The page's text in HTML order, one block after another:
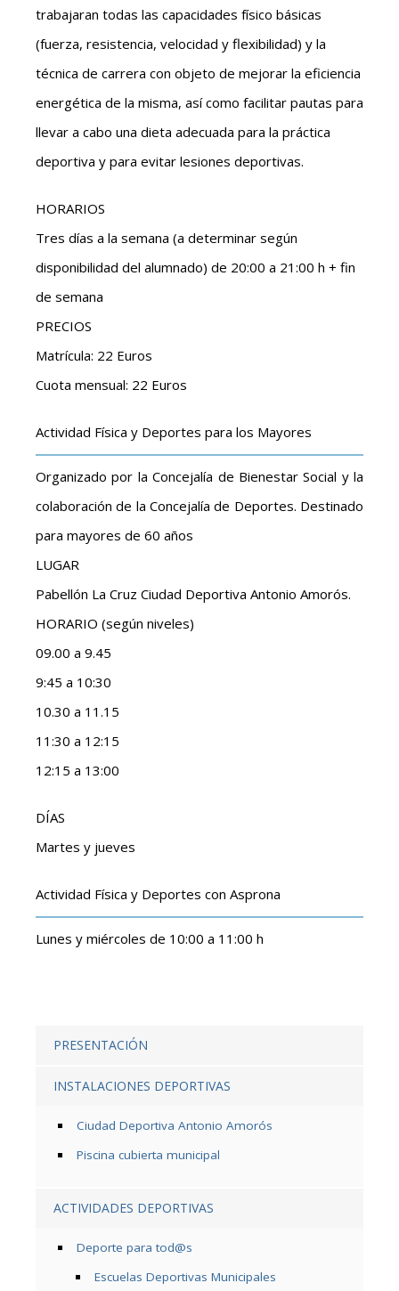
trabajaran todas las capacidades físico básicas
(fuerza, resistencia, velocidad y flexibilidad) y la
técnica de carrera con objeto de mejorar la eficiencia
energética de la misma, así como facilitar pautas para
llevar a cabo una dieta adecuada para la práctica
deportiva y para evitar lesiones deportivas.
HORARIOS
Tres días a la semana (a determinar según
disponibilidad del alumnado) de 20:00 a 21:00 h + fin
de semana
PRECIOS
Matrícula: 22 Euros
Cuota mensual: 22 Euros
Actividad Física y Deportes para los Mayores
Organizado por la Concejalía de Bienestar Social y la
colaboración de la Concejalía de Deportes. Destinado
para mayores de 60 años
LUGAR
Pabellón La Cruz Ciudad Deportiva Antonio Amorós.
HORARIO (según niveles)
09.00 a 9.45
9:45 a 10:30
10.30 a 11.15
11:30 a 12:15
12:15 a 13:00
DÍAS
Martes y jueves
Actividad Física y Deportes con Asprona
Lunes y miércoles de 10:00 a 11:00 h
PRESENTACIÓN
INSTALACIONES DEPORTIVAS
Ciudad Deportiva Antonio Amorós
Piscina cubierta municipal
ACTIVIDADES DEPORTIVAS
Deporte para tod@s
Escuelas Deportivas Municipales